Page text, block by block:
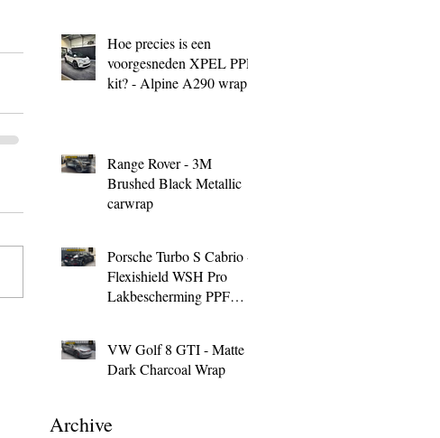
Hoe precies is een
voorgesneden XPEL PPF
kit? - Alpine A290 wrap
Range Rover - 3M
Brushed Black Metallic
carwrap
Porsche Turbo S Cabrio -
Flexishield WSH Pro
Lakbescherming PPF
VW Golf 8 GTI - Matte
Dark Charcoal Wrap
Archive